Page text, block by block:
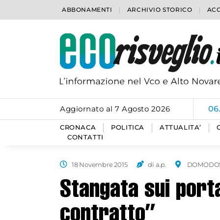
ABBONAMENTI ARCHIVIO STORICO
Aggiornato al 7 Agosto 2026
CRONACA POLITICA ATTUALITA’
CONTATTI
18 Novembre 2015 di a.p.
Stangata sui